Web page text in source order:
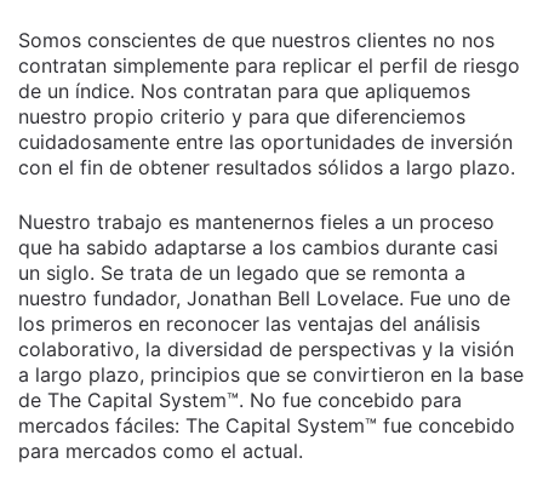
Somos conscientes de que nuestros clientes no nos
contratan simplemente para replicar el perfil de riesgo
de un índice. Nos contratan para que apliquemos
nuestro propio criterio y para que diferenciemos
cuidadosamente entre las oportunidades de inversión
con el fin de obtener resultados sólidos a largo plazo.
Nuestro trabajo es mantenernos fieles a un proceso
que ha sabido adaptarse a los cambios durante casi
un siglo. Se trata de un legado que se remonta a
nuestro fundador, Jonathan Bell Lovelace. Fue uno de
los primeros en reconocer las ventajas del análisis
colaborativo, la diversidad de perspectivas y la visión
a largo plazo, principios que se convirtieron en la base
de The Capital System™. No fue concebido para
mercados fáciles: The Capital System™ fue concebido
para mercados como el actual.